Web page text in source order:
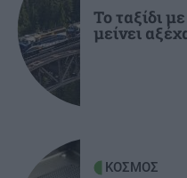
ΚΡΗΤΗ
Κρήτη: Κινητοποίηση
Σητεία – Πυρκαγιά
ανεμογεννητριών
Το ταξίδι
μείνει
ΚΟΣΜΟΣ